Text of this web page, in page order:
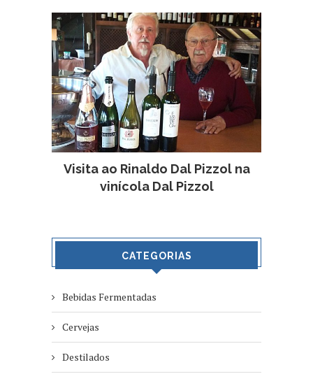
Visita ao Rinaldo Dal Pizzol na
vinícola Dal Pizzol
CATEGORIAS
Bebidas Fermentadas
Cervejas
Destilados